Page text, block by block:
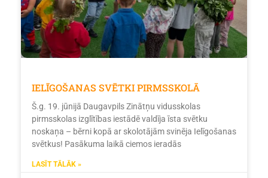
IELĪGOŠANAS SVĒTKI PIRMSSKOLĀ
Š.g. 19. jūnijā Daugavpils Zinātņu vidusskolas
pirmsskolas izglītības iestādē valdīja īsta svētku
noskaņa – bērni kopā ar skolotājām svinēja Ielīgošanas
svētkus! Pasākuma laikā ciemos ieradās
LASĪT TĀLĀK »